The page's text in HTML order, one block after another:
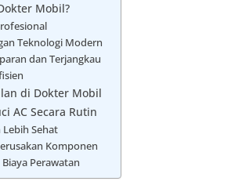
Mobil?
Teknologi Modern
dan Terjangkau
di Dokter Mobil
AC Secara Rutin
Sehat
Komponen
Perawatan